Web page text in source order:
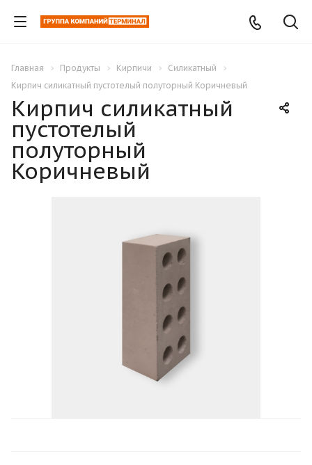
Главная Продукты Кирпичи
Силикатный
Кирпич силикатный пустотелый полуторный Коричневый
Кирпич силикатный
пустотелый
полуторный
Коричневый